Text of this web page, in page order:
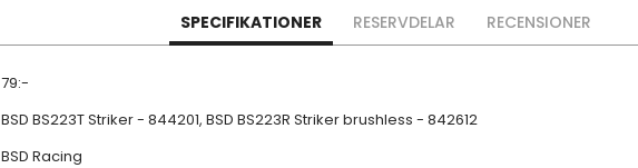
SPECIFIKATIONER
79:-
BSD BS223T Striker - 844201, BSD BS223R Striker brushless - 842612
BSD Racing
RESERVDELAR RECENSIONER